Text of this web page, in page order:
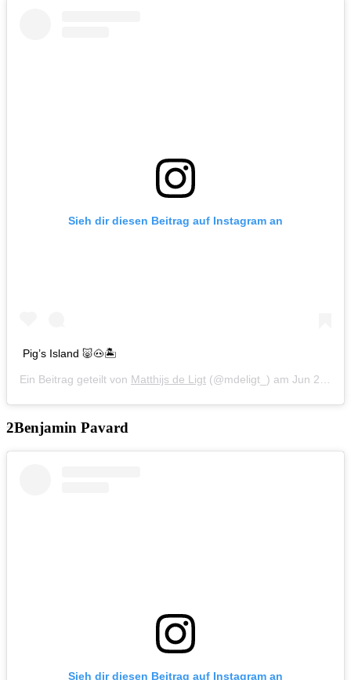
Sieh dir diesen Beitrag auf Instagram an
Pig’s Island 🐷🐽🏝
Ein Beitrag geteilt von Matthijs de Ligt (@mdeligt_) am Jun 24, 2019 um 3:48 PDT
Benjamin Pavard
Sieh dir diesen Beitrag auf Instagram an